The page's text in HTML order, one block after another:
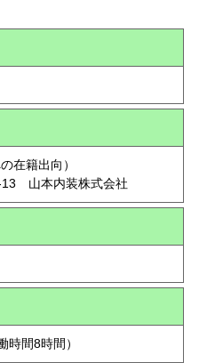
在籍出向）
13 山本内装株式会社
間8時間）